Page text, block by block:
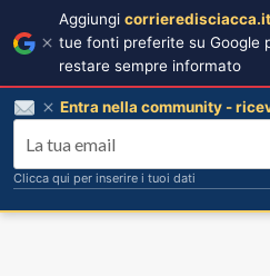
Aggiungi corrieredisciacca.it
tue fonti preferite su Google
restare sempre informato
Entra nella community -
Clicca qui per inserire i tuoi dati